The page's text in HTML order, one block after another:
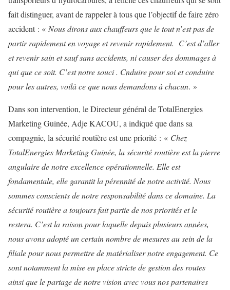
fait distinguer, avant de rappeler à tous que l’objectif de faire zéro
accident : « Nous dirons aux chauffeurs que le tout n’est pas de
partir rapidement en voyage et revenir rapidement. C’est d’aller
et revenir sain et sauf sans accidents, ni causer des dommages à
qui que ce soit. C’est notre souci . Cnduire pour soi et conduire
pour les autres, voilà ce que nous demandons à chacun. »
Dans son intervention, le Directeur général de TotalEnergies
Marketing Guinée, Adje KACOU, a indiqué que dans sa
compagnie, la sécurité routière est une priorité : « Chez
TotalEnergies Marketing Guinée, la sécurité routière est la pierre
angulaire de notre excellence opérationnelle. Elle est
fondamentale, elle garantit la pérennité de notre activité. Nous
sommes conscients de notre responsabilité dans ce domaine. La
sécurité routière a toujours fait partie de nos priorités et le
restera. C’est la raison pour laquelle depuis plusieurs années,
nous avons adopté un certain nombre de mesures au sein de la
filiale pour nous permettre de matérialiser notre engagement. Ce
sont notamment la mise en place stricte de gestion des routes
ainsi que le partage de notre vision avec vous nos partenaires